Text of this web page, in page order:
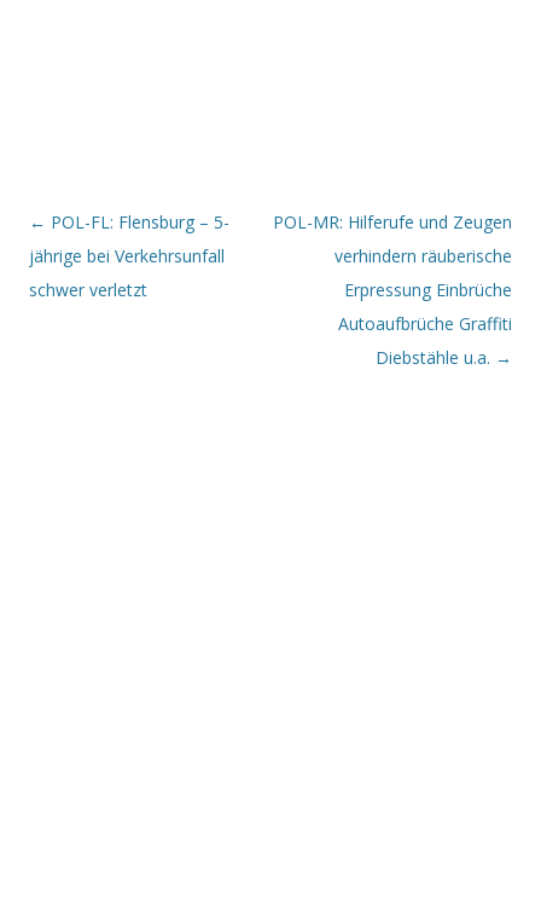
Beitrags-Navigation
← POL-FL: Flensburg – 5-
jährige bei Verkehrsunfall
schwer verletzt
POL-MR: Hilferufe und Zeugen
verhindern räuberische
Erpressung Einbrüche
Autoaufbrüche Graffiti
Diebstähle u.a. →